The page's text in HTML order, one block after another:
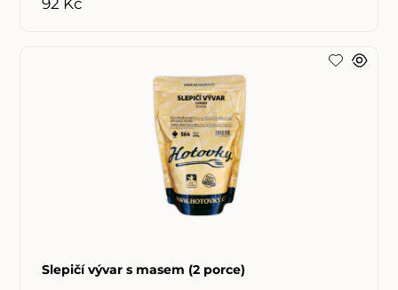
Slepičí vývar s masem (2 porce)